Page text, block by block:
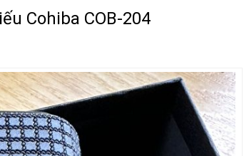
Cohiba COB-204